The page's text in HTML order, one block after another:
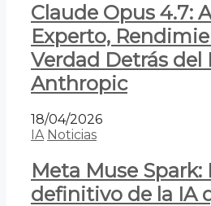
Claude Opus 4.7:
Experto,
Verdad Detrás del
Anthropic
18/04/2026
IA Noticias
Meta Muse Spark:
definitivo de la IA